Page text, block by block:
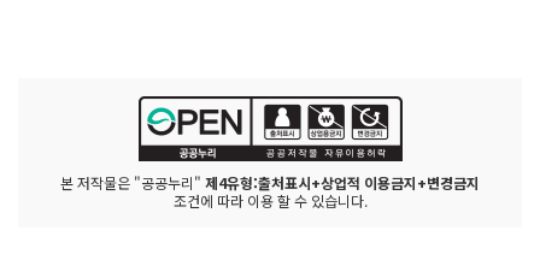
본 저작물은 "공공누리" 제4유형:출처표시+상업적 이용금지+변경금지
조건에 따라 이용 할 수 있습니다.